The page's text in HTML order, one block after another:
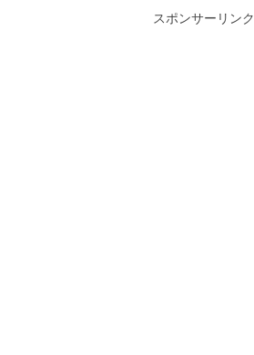
スポンサーリンク